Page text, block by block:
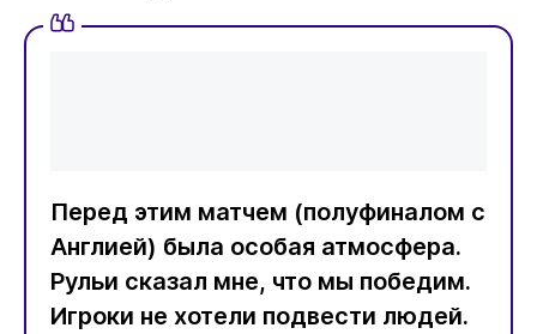
Перед этим матчем (полуфиналом с
Англией) была особая атмосфера.
Рульи сказал мне, что мы победим.
Игроки не хотели подвести людей.